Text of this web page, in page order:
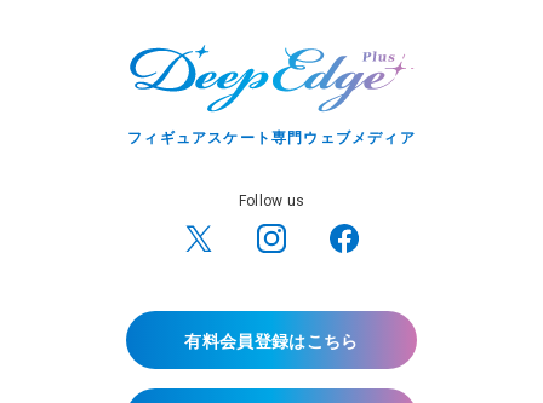
フィギュアスケート専門ウェブメディア
Follow us
有料会員登録はこちら